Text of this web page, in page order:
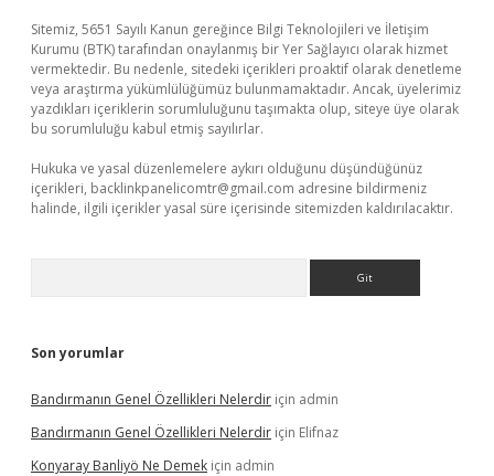
Sitemiz, 5651 Sayılı Kanun gereğince Bilgi Teknolojileri ve İletişim
Kurumu (BTK) tarafından onaylanmış bir Yer Sağlayıcı olarak hizmet
vermektedir. Bu nedenle, sitedeki içerikleri proaktif olarak denetleme
veya araştırma yükümlülüğümüz bulunmamaktadır. Ancak, üyelerimiz
yazdıkları içeriklerin sorumluluğunu taşımakta olup, siteye üye olarak
bu sorumluluğu kabul etmiş sayılırlar.
Hukuka ve yasal düzenlemelere aykırı olduğunu düşündüğünüz
içerikleri, backlinkpanelicomtr@gmail.com adresine bildirmeniz
halinde, ilgili içerikler yasal süre içerisinde sitemizden kaldırılacaktır.
Son yorumlar
Bandırmanın Genel Özellikleri Nelerdir için admin
Bandırmanın Genel Özellikleri Nelerdir için Elifnaz
Konyaray Banliyö Ne Demek için admin